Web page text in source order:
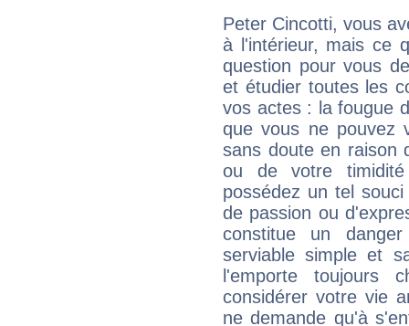
Peter Cincotti, vous
à l'intérieur, mais ce
question pour vous
et étudier toutes les
vos actes : la fougue
que vous ne pouvez
sans doute en raison
ou de votre
possédez un tel
de passion ou
constitue un
serviable simple et
l'emporte toujours
considérer votre vie
ne demande qu'à